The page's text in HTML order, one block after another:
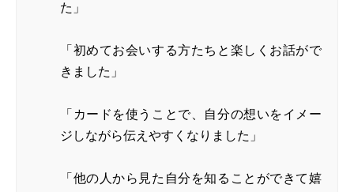
た」
「初めてお会いする方たちと楽しくお話がで
きました」
「カードを使うことで、自分の想いをイメー
ジしながら伝えやすくなりました」
「他の人から見た自分を知ることができて嬉